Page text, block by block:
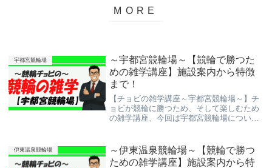
宇都宮競輪場
～宇都宮競輪場～【競輪で勝つた
めの雑学講座】施設案内から特徴
まで！
【チョビの雑学講座～宇都宮競輪場～】チ
ョビが競輪に勝つため、そして楽しむため
の雑学講座、今回は宇都宮競輪場について
これを機にもっと競輪を知ってより楽しん
で下さい。
伊東温泉競輪場
～伊東温泉競輪場～【競輪で勝つ
ための雑学講座】施設案内から特